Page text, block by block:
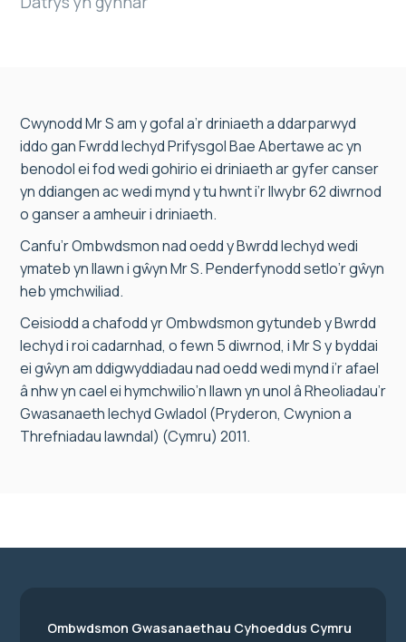
Cwynodd Mr S am y gofal a’r driniaeth a ddarparwyd
iddo gan Fwrdd Iechyd Prifysgol Bae Abertawe ac yn
benodol ei fod wedi gohirio ei driniaeth ar gyfer canser
yn ddiangen ac wedi mynd y tu hwnt i’r llwybr 62 diwrnod
o ganser a amheuir i driniaeth.
Canfu’r Ombwdsmon nad oedd y Bwrdd Iechyd wedi
ymateb yn llawn i gŵyn Mr S. Penderfynodd setlo’r gŵyn
heb ymchwiliad.
Ceisiodd a chafodd yr Ombwdsmon gytundeb y Bwrdd
Iechyd i roi cadarnhad, o fewn 5 diwrnod, i Mr S y byddai
ei gŵyn am ddigwyddiadau nad oedd wedi mynd i’r afael
â nhw yn cael ei hymchwilio’n llawn yn unol â Rheoliadau’r
Gwasanaeth Iechyd Gwladol (Pryderon, Cwynion a
Threfniadau Iawndal) (Cymru) 2011.
Ombwdsmon Gwasanaethau Cyhoeddus Cymru